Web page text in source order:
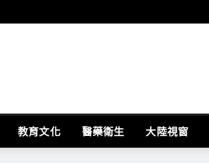
教育文化 醫藥衛生 大陸視窗